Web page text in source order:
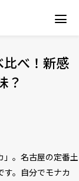
比べ！新感
？
」。名古屋の定番土
す。自分でモナカ